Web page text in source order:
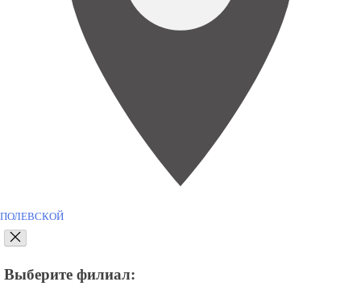
ПОЛЕВСКОЙ
Выберите филиал: